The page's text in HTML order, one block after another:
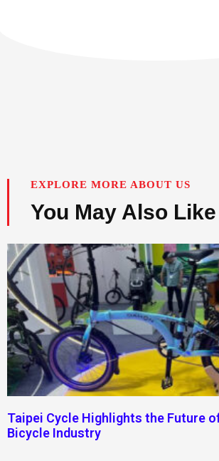
EXPLORE MORE ABOUT US
You May Also
Taipei Cycle Highlights the Future
Bicycle Industry